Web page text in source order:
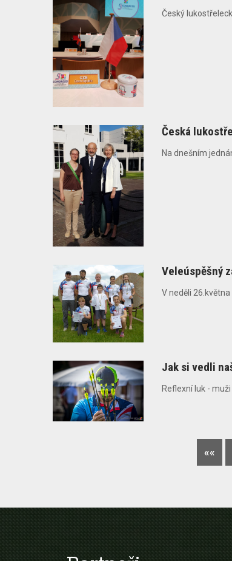
Český
Česká
Na dnešním
Veleúspěšný
V neděli
Jak si vedli
Reflexní luk -
««